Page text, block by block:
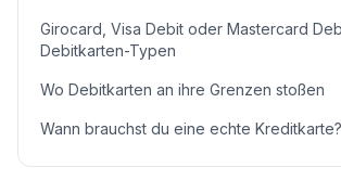
Girocard, Visa Debit oder Mastercard
Debitkarten-Typen
Wo Debitkarten an ihre Grenzen stoßen
Wann brauchst du eine echte Kreditkarte?